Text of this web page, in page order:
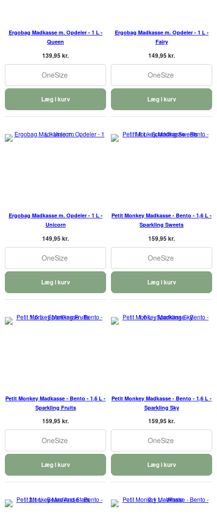
Ergobag Madkasse m. Opdeler - 1 L -
Queen
139,95 kr.
OneSize
Læg i kurv
Ergobag Madkasse m. Opdeler - 1 L -
Fairy
149,95 kr.
OneSize
Læg i kurv
Ergobag Madkasse m. Opdeler - 1 L -
Unicorn
149,95 kr.
OneSize
Læg i kurv
Petit Monkey Madkasse - Bento - 1,6 L -
Sparkling Sweets
159,95 kr.
OneSize
Læg i kurv
Petit Monkey Madkasse - Bento - 1,6 L -
Sparkling Fruits
159,95 kr.
OneSize
Læg i kurv
Petit Monkey Madkasse - Bento - 1,6 L -
Sparkling Sky
159,95 kr.
OneSize
Læg i kurv